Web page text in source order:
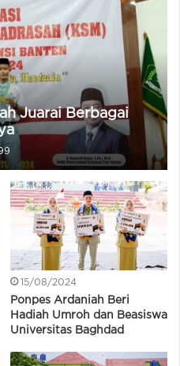
Juarai Berbagai
15/08/2024
Ponpes Ardaniah Beri
Hadiah Umroh dan Beasiswa
Universitas Baghdad